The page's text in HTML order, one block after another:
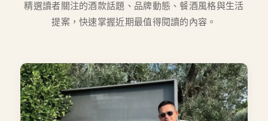
精選讀者關注的酒款話題、品牌動態、餐酒風格與生活
提案，快速掌握近期最值得閱讀的內容。